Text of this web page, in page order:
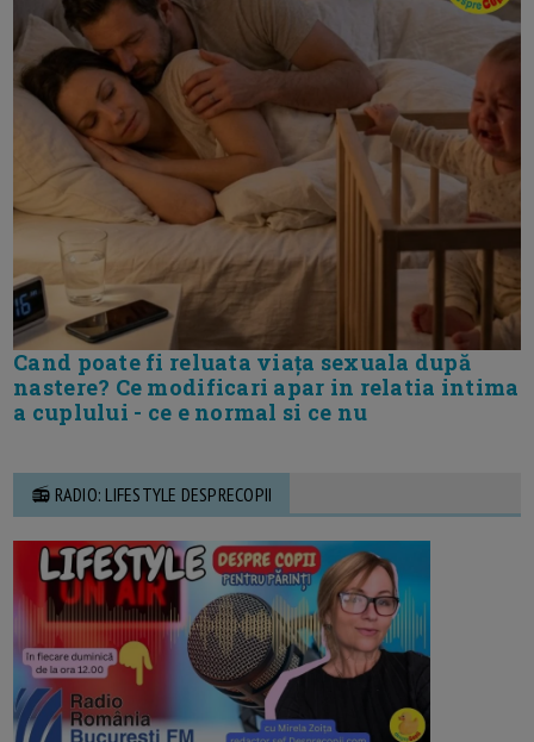
Cand poate fi reluata viața sexuala după
nastere? Ce modificari apar in relatia intima
a cuplului - ce e normal si ce nu
📻 RADIO: LIFESTYLE DESPRECOPII